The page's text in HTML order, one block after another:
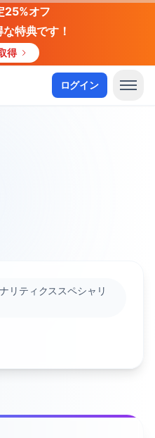
25%オフ
特典です！
得
ログイン
リティクススペシャリ